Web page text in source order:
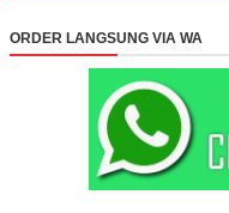
ORDER LANGSUNG VIA WA